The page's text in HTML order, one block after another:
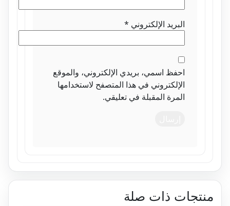
البريد الإلكتروني*
احفظ اسمي، بريدي الإلكتروني، والموقع
الإلكتروني في هذا المتصفح لاستخدامها
المرة المقبلة في تعليقي.
ذات صلة